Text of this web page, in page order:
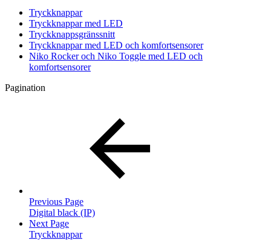
Tryckknappar
Tryckknappar med LED
Tryckknappsgränssnitt
Tryckknappar med LED och komfortsensorer
Niko Rocker och Niko Toggle med LED och
komfortsensorer
Pagination
Previous Page
Digital black (IP)
Next Page
Tryckknappar